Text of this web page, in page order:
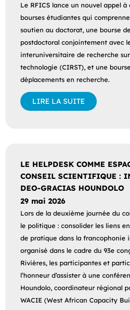
Le RFICS lance un nouvel appel
bourses étudiantes qui
soutien au doctorat, une bourse
postdoctoral conjointement avec
interuniversitaire de recherche
technologie (CIRST), et une
déplacements en recherche.
LIRE LA SUITE
LE HELPDESK COMME
CONSEIL SCIENTIFIQUE :
DEO-GRACIAS HOUNDOLO
29 mai 2026
Lors de la deuxième journée du
le politique : consolider les liens
de pratique dans la francophonie
organisé dans le cadre du 93e
Rivières, les participantes et
l’honneur d’assister à une
Houndolo, coordinateur régional
WACIE (West African Capacity